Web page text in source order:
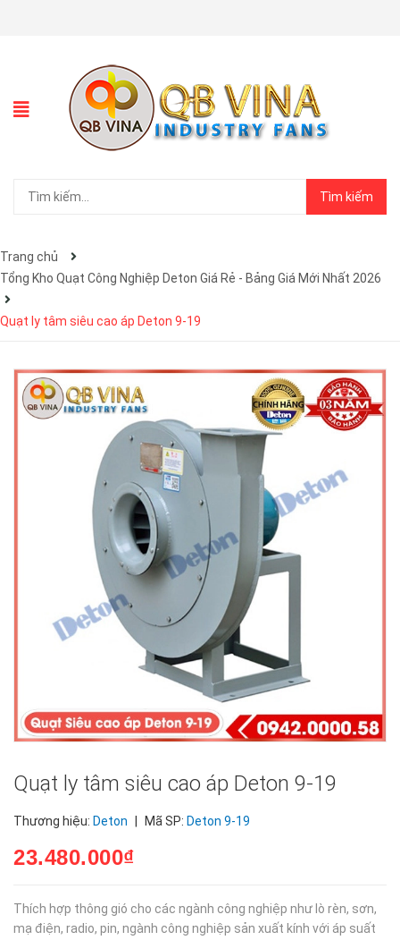
Tìm kiếm
Trang chủ
Tổng Kho Quạt Công Nghiệp Deton Giá Rẻ - Bảng Giá Mới Nhất 2026
Quạt ly tâm siêu cao áp Deton 9-19
Quạt ly tâm siêu cao áp Deton 9-19
Thương hiệu: Deton Mã SP: Deton 9-19
23.480.000₫
Thích hợp thông gió cho các ngành công nghiệp như lò rèn, sơn,
mạ điện, radio, pin, ngành công nghiệp sản xuất kính với áp suất